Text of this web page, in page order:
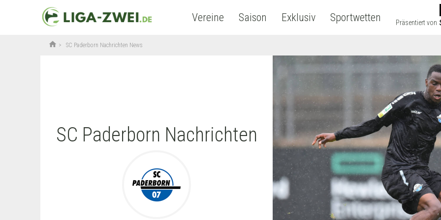
Vereine Saison Exklusiv Sportwetten Präsentiert von
home > SC Paderborn Nachrichten News
SC Paderborn Nachrichten